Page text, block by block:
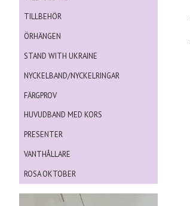
TILLBEHÖR
ÖRHÄNGEN
STAND WITH UKRAINE
NYCKELBAND/NYCKELRINGAR
FÄRGPROV
HUVUDBAND MED KORS
PRESENTER
VANTHÅLLARE
ROSA OKTOBER